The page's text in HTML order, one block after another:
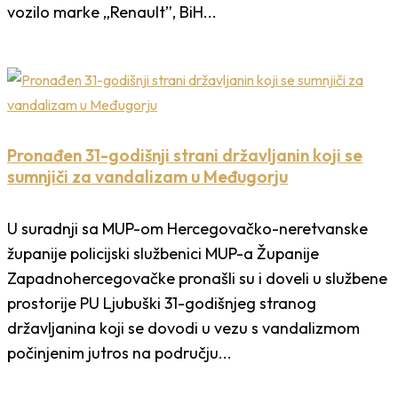
vozilo marke „Renault”, BiH...
Pronađen 31-godišnji strani državljanin koji se
sumnjiči za vandalizam u Međugorju
U suradnji sa MUP-om Hercegovačko-neretvanske
županije policijski službenici MUP-a Županije
Zapadnohercegovačke pronašli su i doveli u službene
prostorije PU Ljubuški 31-godišnjeg stranog
državljanina koji se dovodi u vezu s vandalizmom
počinjenim jutros na području...